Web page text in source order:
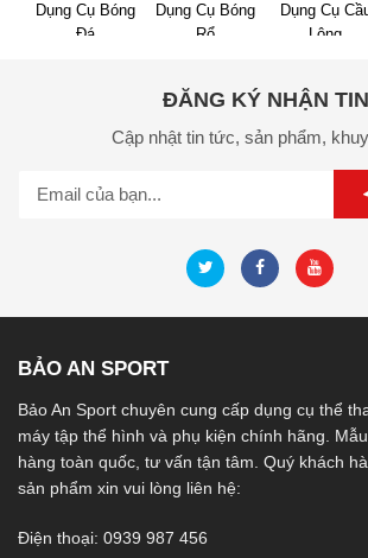
Dụng Cụ Bóng
Đá
Dụng Cụ Bóng
Rổ
Dụng Cụ
Lông
ĐĂNG KÝ NHẬN TIN
Cập nhật tin tức, sản phẩm,
BẢO AN SPORT
Bảo An Sport chuyên cung cấp dụng cụ thể
máy tập thể hình và phụ kiện chính hãng.
hàng toàn quốc, tư vấn tận tâm. Quý khách
sản phẩm xin vui lòng liên hệ:
Điện thoại: 0939 987 456